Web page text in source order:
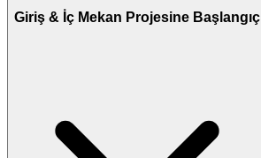
Giriş & İç Mekan Projesine Başlangıç